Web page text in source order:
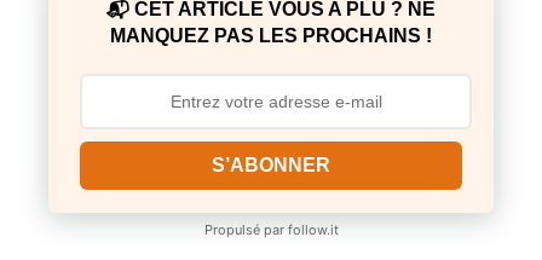
📬 CET ARTICLE VOUS A PLU ? NE
MANQUEZ PAS LES PROCHAINS !
S’ABONNER
Propulsé par follow.it